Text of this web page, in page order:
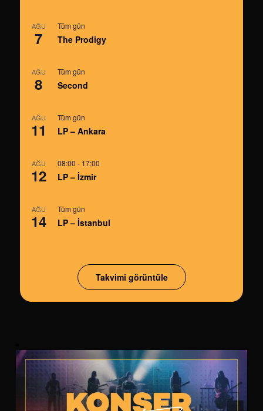
AĞU
7
Tüm gün
The Prodigy
AĞU
8
Tüm gün
Second
AĞU
11
Tüm gün
LP – Ankara
AĞU
12
08:00 - 17:00
LP – İzmir
AĞU
14
Tüm gün
LP – İstanbul
Takvimi görüntüle